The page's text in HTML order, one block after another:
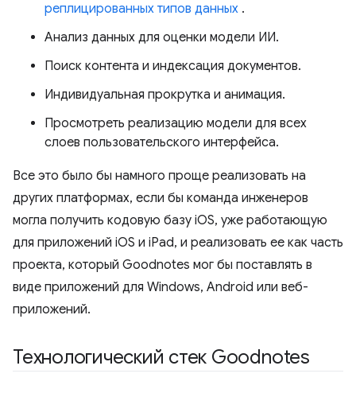
реплицированных типов данных .
Анализ данных для оценки модели ИИ.
Поиск контента и индексация документов.
Индивидуальная прокрутка и анимация.
Просмотреть реализацию модели для всех
слоев пользовательского интерфейса.
Все это было бы намного проще реализовать на
других платформах, если бы команда инженеров
могла получить кодовую базу iOS, уже работающую
для приложений iOS и iPad, и реализовать ее как часть
проекта, который Goodnotes мог бы поставлять в
виде приложений для Windows, Android или веб-
приложений.
Технологический стек Goodnotes